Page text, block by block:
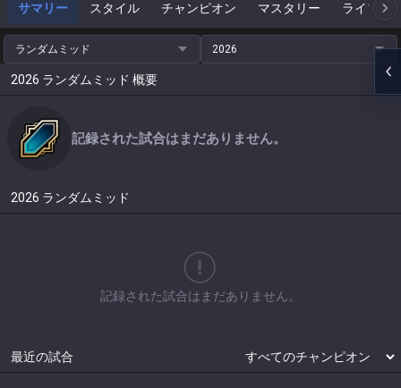
サマリー スタイル チャンピオン マスタリー ライブゲ
ランダムミッド 2026
2026 ランダムミッド 概要
記録された試合はまだありません。
2026 ランダムミッド
記録された試合はまだありません。
最近の試合